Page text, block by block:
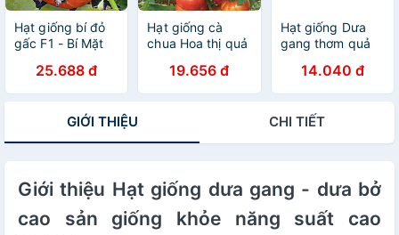
Hạt giống bí đỏ
gấc F1 - Bí Mặt
25.688 đ
Hạt giống cà
chua Hoa thị quả
suất cao VTP55
19.656 đ
Hạt giống Dưa
gang thơm quả
14.040 đ
GIỚI THIỆU CHI TIẾT
Giới thiệu Hạt giống dưa gang - dưa bở
cao sản giống khỏe năng suất cao